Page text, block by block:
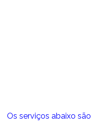
Os serviços abaixo